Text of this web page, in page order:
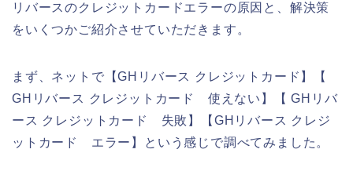
リバースのクレジットカードエラーの原因と、解決策
をいくつかご紹介させていただきます。
まず、ネットで【GHリバース クレジットカード】【
GHリバース クレジットカード 使えない】【 GHリバ
ース クレジットカード 失敗】【GHリバース クレジ
ットカード エラー】という感じで調べてみました。